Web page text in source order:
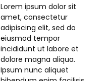
Lorem ipsum dolor sit
amet, consectetur
adipiscing elit, sed do
eiusmod tempor
incididunt ut labore et
dolore magna aliqua.
Ipsum nunc aliquet